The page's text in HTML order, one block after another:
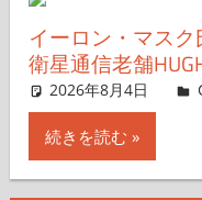
イーロン・マスク
衛星通信老舗
2026年8月4日
続きを読む